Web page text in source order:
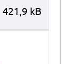
421,9 kB